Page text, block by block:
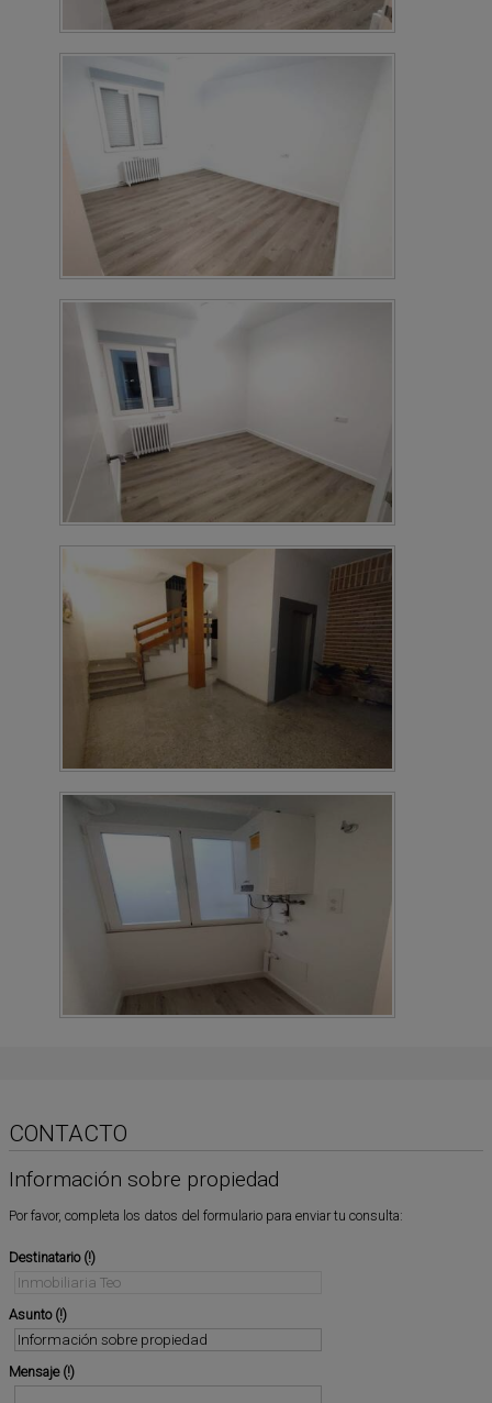
CONTACTO
Información sobre propiedad
Por favor, completa los datos del formulario para enviar tu consulta:
Destinatario
Asunto
Mensaje